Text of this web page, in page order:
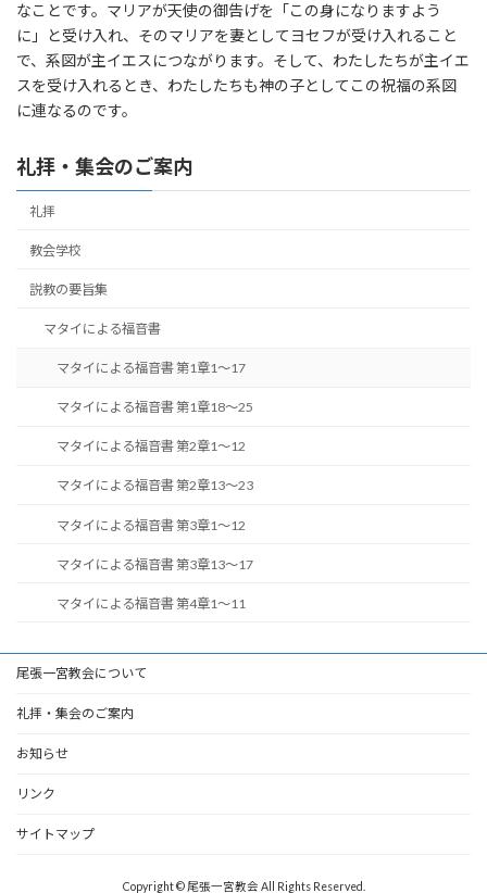
なことです。マリアが天使の御告げを「この身になりますよう
に」と受け入れ、そのマリアを妻としてヨセフが受け入れること
で、系図が主イエスにつながります。そして、わたしたちが主イエ
スを受け入れるとき、わたしたちも神の子としてこの祝福の系図
に連なるのです。
礼拝・集会のご案内
礼拝
教会学校
説教の要旨集
マタイによる福音書
マタイによる福音書 第1章1～17
マタイによる福音書 第1章18～25
マタイによる福音書 第2章1～12
マタイによる福音書 第2章13～23
マタイによる福音書 第3章1～12
マタイによる福音書 第3章13～17
マタイによる福音書 第4章1～11
尾張一宮教会について
礼拝・集会のご案内
お知らせ
リンク
サイトマップ
Copyright © 尾張一宮教会 All Rights Reserved.